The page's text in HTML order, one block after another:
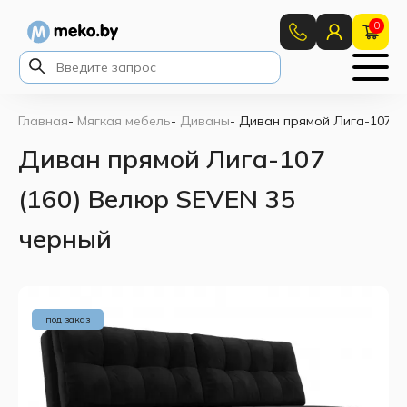
0
Главная- Мягкая мебель- Диваны- Диван прямой Лига-107
Диван прямой Лига-107
(160) Велюр SEVEN 35
черный
под заказ